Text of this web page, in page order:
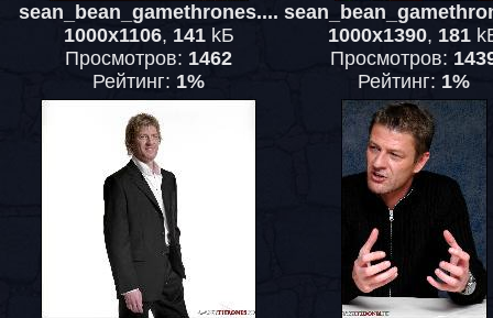
sean_bean_gamethrones....
1000x1106, 141kБ
Просмотров: 1462
Рейтинг: 1%
1000x1390, 181
Просмотров:
Рейтинг: 1%